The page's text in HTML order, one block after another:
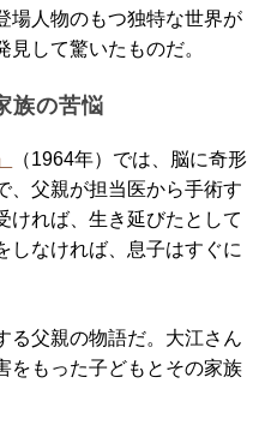
場人物のもつ独特な世界が
して驚いたものだ。
族の苦悩
（1964年）では、脳に奇形
、父親が担当医から手術す
ければ、生き延びたとして
しなければ、息子はすぐに
父親の物語だ。大江さん
をもった子どもとその家族